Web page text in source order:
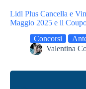
Lidl Plus Cancella e
Maggio 2025 e il
Concorsi
Valentina